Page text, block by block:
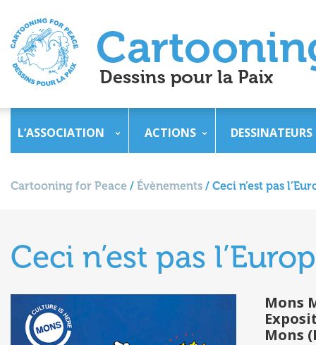
L’ASSOCIATION ACTIONS DESSINATEURS
Cartooning for Peace / Évènements / Ceci n’est pas
Ceci n’est pas
Mons
Mons